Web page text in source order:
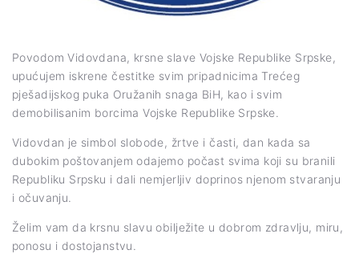
Povodom Vidovdana, krsne slave Vojske Republike Srpske,
upućujem iskrene čestitke svim pripadnicima Trećeg
pješadijskog puka Oružanih snaga BiH, kao i svim
demobilisanim borcima Vojske Republike Srpske.
Vidovdan je simbol slobode, žrtve i časti, dan kada sa
dubokim poštovanjem odajemo počast svima koji su branili
Republiku Srpsku i dali nemjerljiv doprinos njenom stvaranju
i očuvanju.
Želim vam da krsnu slavu obilježite u dobrom zdravlju, miru,
ponosu i dostojanstvu.